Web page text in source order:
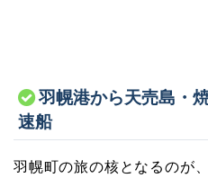
羽幌港から天売島・
速船
羽幌町の旅の核となるのが